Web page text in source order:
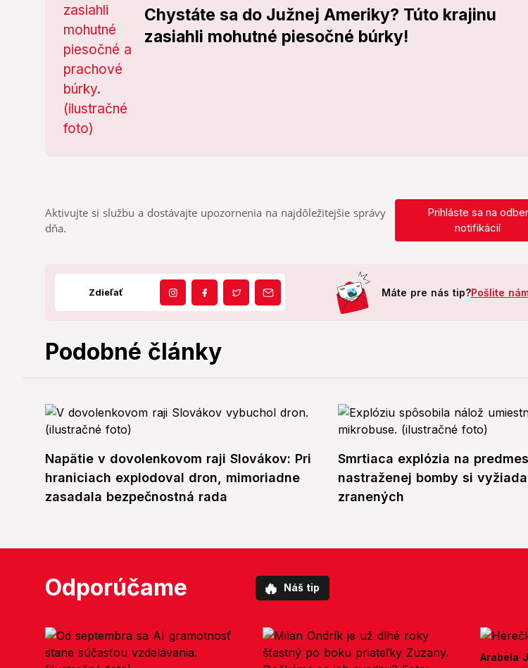
Chystáte sa do Južnej Ameriky? Túto krajinu
zasiahli mohutné piesočné búrky!
Aktivujte si službu a dostávajte upozornenia na najdôležitejšie správy
dňa.
Prihláste sa na odber
notifikácií
Zdieľať Máte pre nás tip?Pošlite
Podobné články
Napätie v dovolenkovom raji Slovákov: Pri
hraniciach explodoval dron, mimoriadne
zasadala bezpečnostná rada
Smrtiaca explózia na
nastraženej bomby si
zranených
Odporúčame 🔥 Náš tip
Arabela